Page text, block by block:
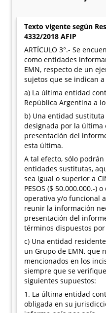
Texto vigente según
4332/2018 AFIP
ARTÍCULO 3°.- Se
como entidades
EMN, respecto de un
sujetos que se indican
a) La última entidad
República Argentina a
b) Una entidad
designada por la
presentación del
esta última.
A tal efecto, sólo
entidades sustitutas,
sea igual o superior a
PESOS ($ 50.000.000.-)
operativa y/o funcional
reunir la información
presentación del
términos dispuestos
c) Una entidad
un Grupo de EMN, que
mencionados en los
siempre que se
siguientes supuestos:
1. La última entidad
obligada en su